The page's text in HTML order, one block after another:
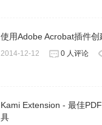
使用Adobe Acrobat插件创
2014-12-12 0 人评论
Kami Extension - 最佳
具